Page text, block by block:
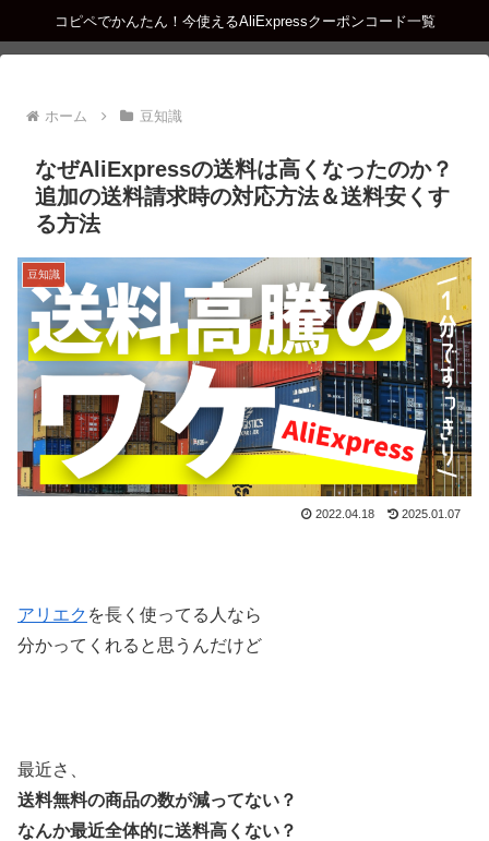
コピペでかんたん！今使えるAliExpressクーポンコード一覧
ホーム 豆知識
なぜAliExpressの送料は高くなったのか？
追加の送料請求時の対応方法＆送料安くす
る方法
豆知識
2022.04.18 2025.01.07
アリエク を長く使ってる人なら
分かってくれると思うんだけど
最近さ、
送料無料の商品の数が減ってない？
なんか最近全体的に送料高くない？